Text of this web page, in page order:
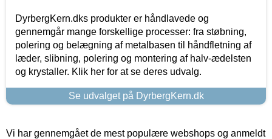
DyrbergKern.dks produkter er håndlavede og
gennemgår mange forskellige processer: fra støbning,
polering og belægning af metalbasen til håndfletning af
læder, slibning, polering og montering af halv-ædelsten
og krystaller. Klik her for at se deres udvalg.
Se udvalget på DyrbergKern.dk
Vi har gennemgået de mest populære webshops og anmeldt